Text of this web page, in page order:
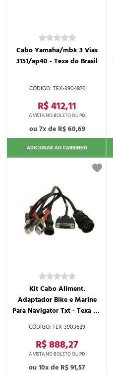
TEX-3904876
Cabo Yamaha/mbk 3 Vias
3151/ap40 - Texa do Brasil
R$ 412,11
7x de R$ 60,69
ADICIONAR AO CARRINHO
TEX-3903689
Kit Cabo Aliment.
Adaptador Bike e Marine
Para Navigator Txt - Texa do
R$ 888,27
10x de R$ 91,57